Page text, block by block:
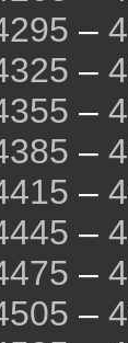
–
–
–
–
–
–
–
–